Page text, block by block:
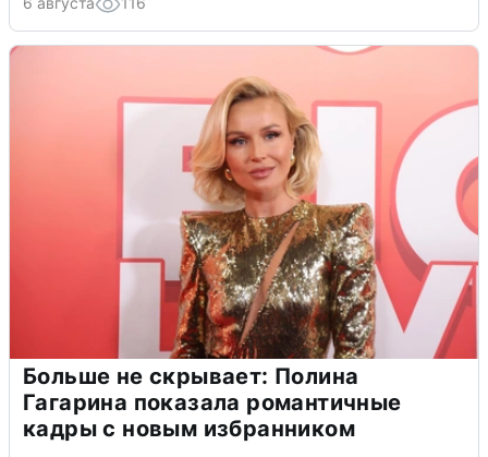
Больше не скрывает: Полина
Гагарина показала романтичные
кадры с новым избранником